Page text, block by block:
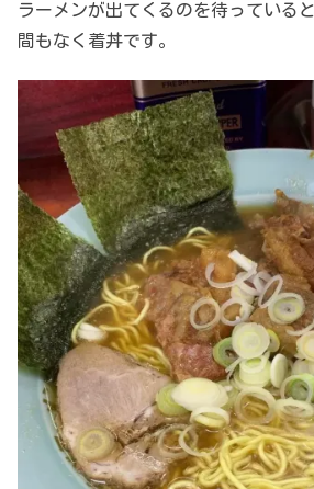
ラーメンが出てくるのを待っていると
間もなく着丼です。